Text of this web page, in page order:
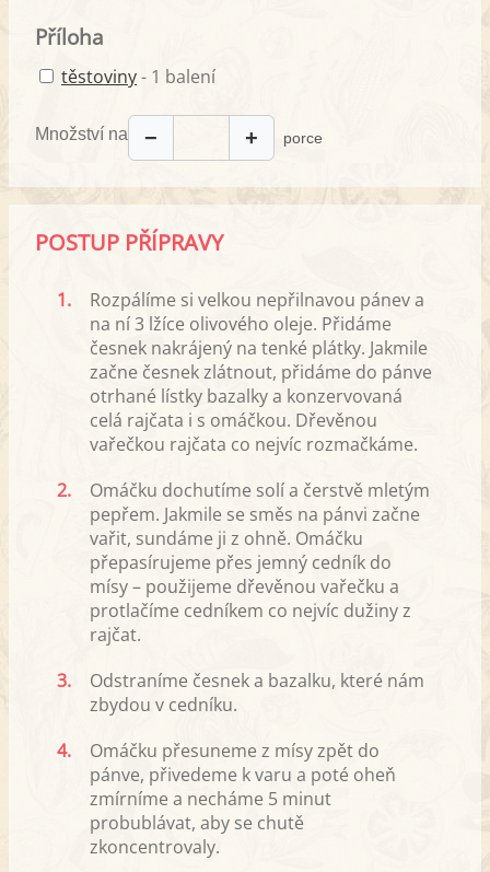
Příloha
těstoviny- 1 balení
Množství na − + porce
POSTUP PŘÍPRAVY
1.
Rozpálíme si velkou nepřilnavou pánev a
na ní 3 lžíce olivového oleje. Přidáme
česnek nakrájený na tenké plátky. Jakmile
začne česnek zlátnout, přidáme do pánve
otrhané lístky bazalky a konzervovaná
celá rajčata i s omáčkou. Dřevěnou
vařečkou rajčata co nejvíc rozmačkáme.
2.
Omáčku dochutíme solí a čerstvě mletým
pepřem. Jakmile se směs na pánvi začne
vařit, sundáme ji z ohně. Omáčku
přepasírujeme přes jemný cedník do
mísy – použijeme dřevěnou vařečku a
protlačíme cedníkem co nejvíc dužiny z
rajčat.
3.
Odstraníme česnek a bazalku, které nám
zbydou v cedníku.
4.
Omáčku přesuneme z mísy zpět do
pánve, přivedeme k varu a poté oheň
zmírníme a necháme 5 minut
probublávat, aby se chutě
zkoncentrovaly.